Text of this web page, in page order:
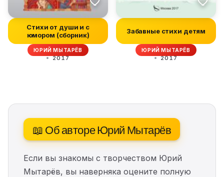
Стихи от души и с
юмором (сборник)
ЮРИЙ МЫТАРЁВ
2017
Забавные стихи детям
ЮРИЙ МЫТАРЁВ
2017
📖 Об авторе Юрий Мытарёв
Если вы знакомы с творчеством Юрий
Мытарёв, вы наверняка оцените полную